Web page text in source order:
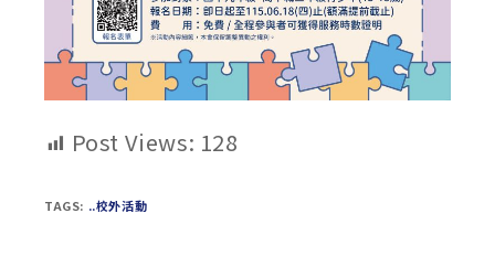
Post Views: 128
TAGS: ..校外活動